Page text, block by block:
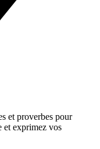
et proverbes pour
et exprimez vos